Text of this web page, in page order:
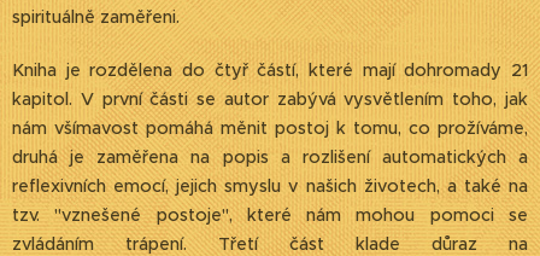
spirituálně zaměřeni.
Kniha je rozdělena do čtyř částí, které mají dohromady 21
kapitol. V první části se autor zabývá vysvětlením toho, jak
nám všímavost pomáhá měnit postoj k tomu, co prožíváme,
druhá je zaměřena na popis a rozlišení automatických a
reflexivních emocí, jejich smyslu v našich životech, a také na
tzv. "vznešené postoje", které nám mohou pomoci se
zvládáním trápení. Třetí část klade důraz na